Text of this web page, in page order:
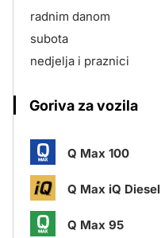
radnim danom
subota
nedjelja i praznici
Goriva za vozila
Q Max 100
Q Max iQ Diesel
Q Max 95